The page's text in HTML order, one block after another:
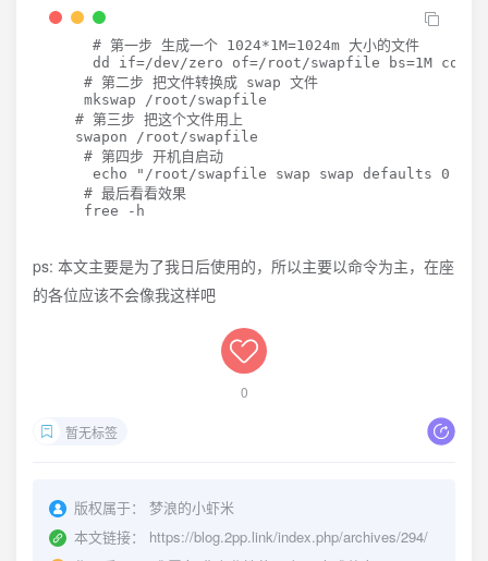
# 第一步 生成一个 1024*1M=1024m 大小的文件
dd
if=/dev/zero of=/root/swapfile bs=1M count
# 第二步 把文件转换成 swap 文件
mkswap /root/swapfile
# 第三步 把这个文件用上
swapon /root/swapfile
# 第四步 开机自启动
echo
"/root/swapfile swap swap defaults 0 0"
# 最后看看效果
free -h
ps: 本文主要是为了我日后使用的，所以主要以命令为主，在座
的各位应该不会像我这样吧
0
暂无标签
版权属于：
梦浪的小虾米
本文链接：
https://blog.2pp.link/index.php/archives/294/